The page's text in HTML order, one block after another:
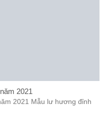
2021
2021 Mẫu lư hương đỉnh